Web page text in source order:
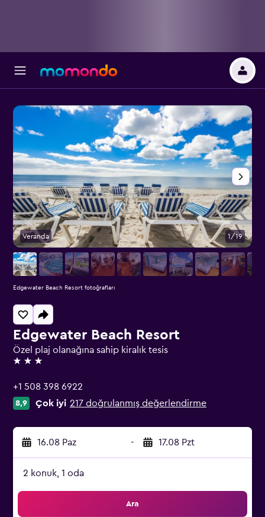
Edgewater Beach Resort
Özel plaj olanağına sahip kiralık tesis
3 yıldız
+1 508 398 6922
8,9 Çok iyi 217 doğrulanmış değerlendirme
16.08 Paz - 17.08 Pzt
2 konuk, 1 oda
Ara
Veranda 1/19
Edgewater Beach Resort fotoğrafları